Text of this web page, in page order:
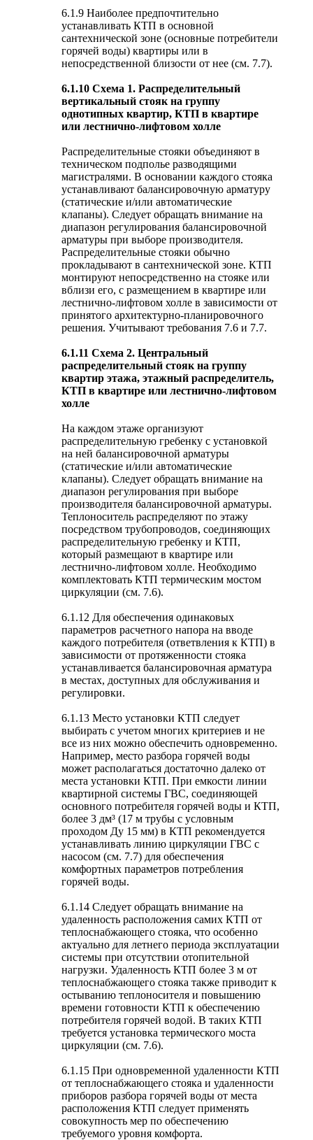
6.1.9 Наиболее предпочтительно
устанавливать КТП в основной
сантехнической зоне (основные потребители
горячей воды) квартиры или в
непосредственной близости от нее (см. 7.7).
6.1.10 Схема 1. Распределительный
вертикальный стояк на группу
однотипных квартир, КТП в квартире
или лестнично-лифтовом холле
Распределительные стояки объединяют в
техническом подполье разводящими
магистралями. В основании каждого стояка
устанавливают балансировочную арматуру
(статические и/или автоматические
клапаны). Следует обращать внимание на
диапазон регулирования балансировочной
арматуры при выборе производителя.
Распределительные стояки обычно
прокладывают в сантехнической зоне. КТП
монтируют непосредственно на стояке или
вблизи его, с размещением в квартире или
лестнично-лифтовом холле в зависимости от
принятого архитектурно-планировочного
решения. Учитывают требования 7.6 и 7.7.
6.1.11 Схема 2. Центральный
распределительный стояк на группу
квартир этажа, этажный распределитель,
КТП в квартире или лестнично-лифтовом
холле
На каждом этаже организуют
распределительную гребенку с установкой
на ней балансировочной арматуры
(статические и/или автоматические
клапаны). Следует обращать внимание на
диапазон регулирования при выборе
производителя балансировочной арматуры.
Теплоноситель распределяют по этажу
посредством трубопроводов, соединяющих
распределительную гребенку и КТП,
который размещают в квартире или
лестнично-лифтовом холле. Необходимо
комплектовать КТП термическим мостом
циркуляции (см. 7.6).
6.1.12 Для обеспечения одинаковых
параметров расчетного напора на вводе
каждого потребителя (ответвления к КТП) в
зависимости от протяженности стояка
устанавливается балансировочная арматура
в местах, доступных для обслуживания и
регулировки.
6.1.13 Место установки КТП следует
выбирать с учетом многих критериев и не
все из них можно обеспечить одновременно.
Например, место разбора горячей воды
может располагаться достаточно далеко от
места установки КТП. При емкости линии
квартирной системы ГВС, соединяющей
основного потребителя горячей воды и КТП,
более 3 дм³ (17 м трубы с условным
проходом Ду 15 мм) в КТП рекомендуется
устанавливать линию циркуляции ГВС с
насосом (см. 7.7) для обеспечения
комфортных параметров потребления
горячей воды.
6.1.14 Следует обращать внимание на
удаленность расположения самих КТП от
теплоснабжающего стояка, что особенно
актуально для летнего периода эксплуатации
системы при отсутствии отопительной
нагрузки. Удаленность КТП более 3 м от
теплоснабжающего стояка также приводит к
остыванию теплоносителя и повышению
времени готовности КТП к обеспечению
потребителя горячей водой. В таких КТП
требуется установка термического моста
циркуляции (см. 7.6).
6.1.15 При одновременной удаленности КТП
от теплоснабжающего стояка и удаленности
приборов разбора горячей воды от места
расположения КТП следует применять
совокупность мер по обеспечению
требуемого уровня комфорта.